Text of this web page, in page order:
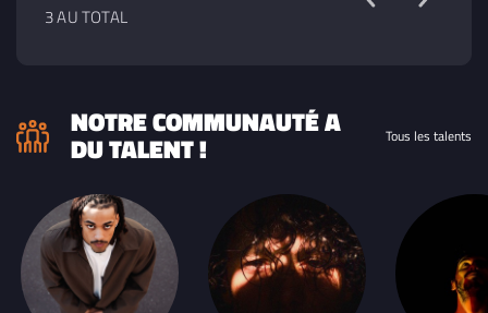
3 AU TOTAL
NOTRE COMMUNAUTÉ A
DU TALENT ! Tous les talents